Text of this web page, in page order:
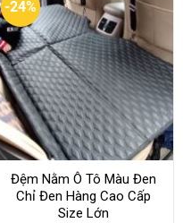
-24%
Đệm Nằm Ô Tô Màu Đen
Chỉ Đen Hàng Cao Cấp
Size Lớn